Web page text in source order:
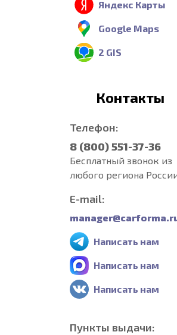
Яндекс Карты
Google Maps
2 GIS
Контакты
Телефон:
8 (800) 551-37-36
Бесплатный звонок из
любого региона
E-mail:
Написать нам
Написать нам
Написать нам
Пункты выдачи: